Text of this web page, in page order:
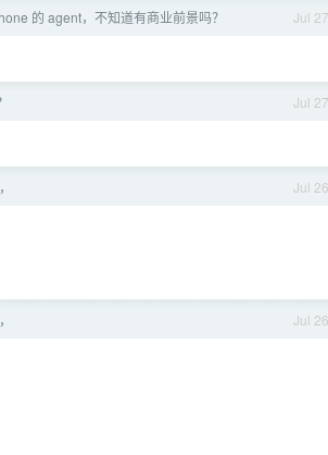
Jul 27
的 agent，不知道有商业前景吗？
Jul 27
Jul 26
Jul 26